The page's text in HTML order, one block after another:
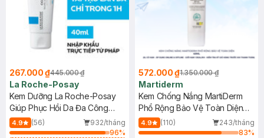
267.000 ₫445.000 ₫
La Roche-Posay
Kem Dưỡng La Roche-Posay
Giúp Phục Hồi Da Đa Công
Dụng 40ml
4.9 (56)
932/tháng
96%
572.000 ₫1.350.000 ₫
Martiderm
Kem Chống Nắng MartiDerm
Phổ Rộng Bảo Vệ Toàn Diện
40ml
4.9 (110)
243/tháng
83%